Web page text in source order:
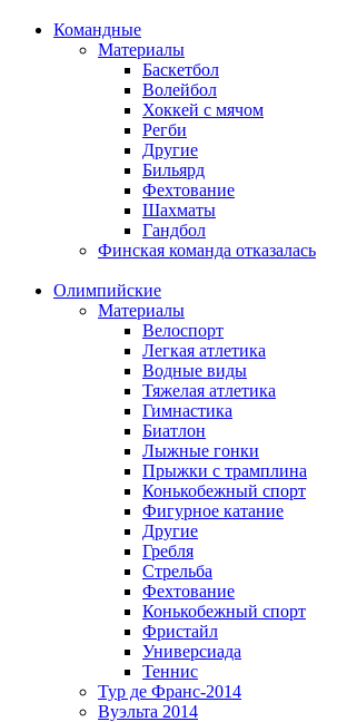
Командные
Материалы
Баскетбол
Волейбол
Хоккей с мячом
Регби
Другие
Бильярд
Фехтование
Шахматы
Гандбол
Финская команда отказалась
Олимпийские
Материалы
Велоспорт
Легкая атлетика
Водные виды
Тяжелая атлетика
Гимнастика
Биатлон
Лыжные гонки
Прыжки с трамплина
Конькобежный спорт
Фигурное катание
Другие
Гребля
Стрельба
Фехтование
Конькобежный спорт
Фристайл
Универсиада
Теннис
Тур де Франс-2014
Вуэльта 2014